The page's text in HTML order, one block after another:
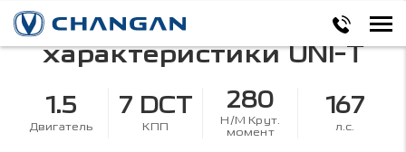
Технические
характеристикиUNI-T
1.5
Двигатель
7 DCT
КПП
280
Н/М Крут.
момент
167
л.с.